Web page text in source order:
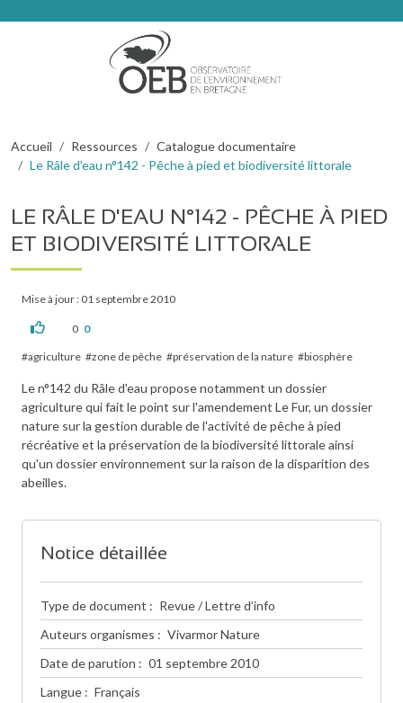
Fil d'Ariane
Accueil Ressources
Catalogue documentaire
Le Râle d'eau n°142 - Pêche à pied et biodiversité littorale
LE RÂLE D'EAU N°142 - PÊCHE À PIED
ET BIODIVERSITÉ LITTORALE
Mise à jour : 01 septembre 2010
0 0
agriculture zone de pêche préservation de la nature biosphère
Le n°142 du Râle d'eau propose notamment un dossier
agriculture qui fait le point sur l'amendement Le Fur, un dossier
nature sur la gestion durable de l'activité de pêche à pied
récréative et la préservation de la biodiversité littorale ainsi
qu'un dossier environnement sur la raison de la disparition des
abeilles.
Notice détaillée
Type de document
Revue / Lettre d’info
Auteurs organismes
Vivarmor Nature
Date de parution
01 septembre 2010
Langue
Français